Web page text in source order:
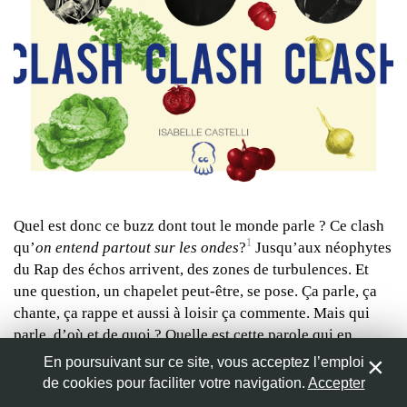
Nom*
Adresse de messagerie
Enregistrer mon nom, mon e-mail et mon site web dans le
navigateur pour mon prochain commentaire.
Répondre
LOSSO KYEMBWA
Envoyé le 15 mars 2013
On veut Booba Grammaire du Futur [Partie 4] !
Répondre
django
des articles sur Booba :/
Répondre
Quel est donc ce buzz dont tout le monde parle ? Ce clash
qu’on entend partout sur les ondes?1 Jusqu’aux néophytes
du Rap des échos arrivent, des zones de turbulences. Et
une question, un chapelet peut-être, se pose. Ça parle, ça
chante, ça rappe et aussi à loisir ça commente. Mais qui
parle, d’où et de quoi ? Quelle est cette parole qui en
appelle tant d’autres et fait réagir de manière passive ou
active tant d’entre nous ?
En poursuivant sur ce site, vous acceptez l’emploi
de cookies pour faciliter votre navigation. Accepter